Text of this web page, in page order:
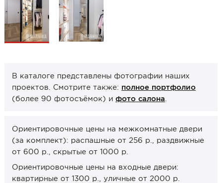
Фурнитура
Ручки дверные
Замок врезной
Системы открывания
Прочее
Каталоги от производителей
Сервис
Консультация
Замер
В каталоге представлены фотографии наших
проектов. Смотрите также: полное портфолио
(более 90 фотосъёмок) и фото салона
Ориентировочные цены на межкомнатные двери
(за комплект): распашные от 256 р., раздвижные
от 600 р., скрытые от 1000 р.
Ориентировочные цены на входные двери:
квартирные от 1300 р., уличные от 2000 р.